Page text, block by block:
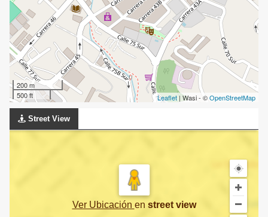
200 m
500 ft
Leaflet | Wasi - ©OpenStreetMap
Street View
Ver Ubicación en street view